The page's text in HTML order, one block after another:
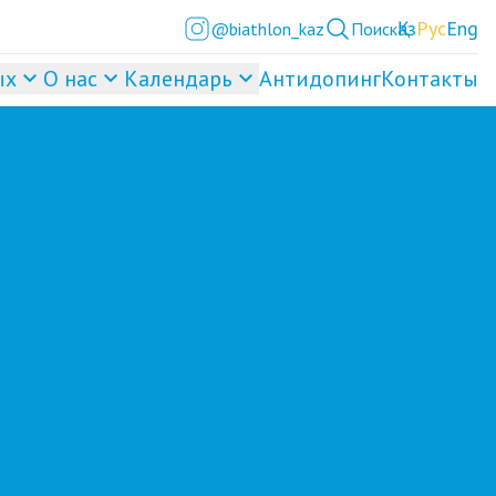
@biathlon_kaz ПоискҚазРусEng
О нас Календарь АнтидопингКонтакты